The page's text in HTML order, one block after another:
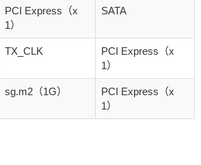
PCI Express（x
1）
SATA
TX_CLK
PCI Express（x
1）
sg.m2（1G）
PCI Express（x
1）